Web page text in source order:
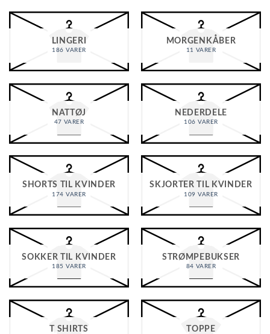
LINGERI
186 VARER
MORGENKÅBER
11 VARER
NATTØJ
47 VARER
NEDERDELE
106 VARER
SHORTS TIL KVINDER
174 VARER
SKJORTER TIL KVINDER
109 VARER
SOKKER TIL KVINDER
185 VARER
STRØMPEBUKSER
84 VARER
T SHIRTS TOPPE